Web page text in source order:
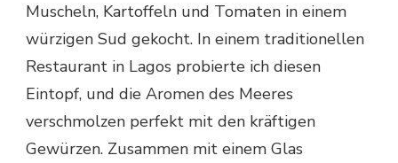
Muscheln, Kartoffeln und Tomaten in einem
würzigen Sud gekocht. In einem traditionellen
Restaurant in Lagos probierte ich diesen
Eintopf, und die Aromen des Meeres
verschmolzen perfekt mit den kräftigen
Gewürzen. Zusammen mit einem Glas